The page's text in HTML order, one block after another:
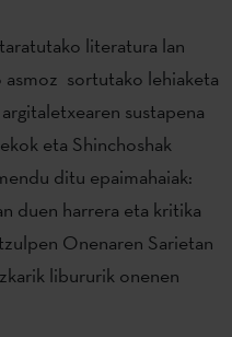
literatura lan
sortutako lehiaketa
sustapena
eta Shinchoshak
ditu epaimahaiak:
duen harrera eta kritika
Onenaren Sarietan
libururik onenen